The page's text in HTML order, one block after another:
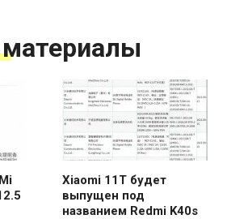
Xiaomi 11T будет
выпущен под
названием Redmi K40s